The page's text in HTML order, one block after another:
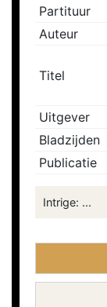
Partituur
Auteur
Titel
Uitgever
Bladzijden
Publicatie
Intrige: ...